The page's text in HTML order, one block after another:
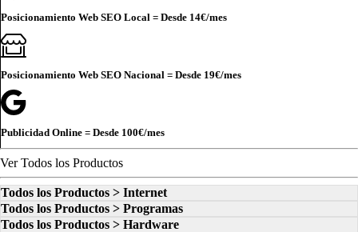
Posicionamiento Web SEO Local = Desde 14€/mes
Posicionamiento Web SEO Nacional = Desde 19€/mes
Publicidad Online = Desde 100€/mes
Ver Todos los Productos
Todos los Productos > Internet
Todos los Productos > Programas
Todos los Productos > Hardware